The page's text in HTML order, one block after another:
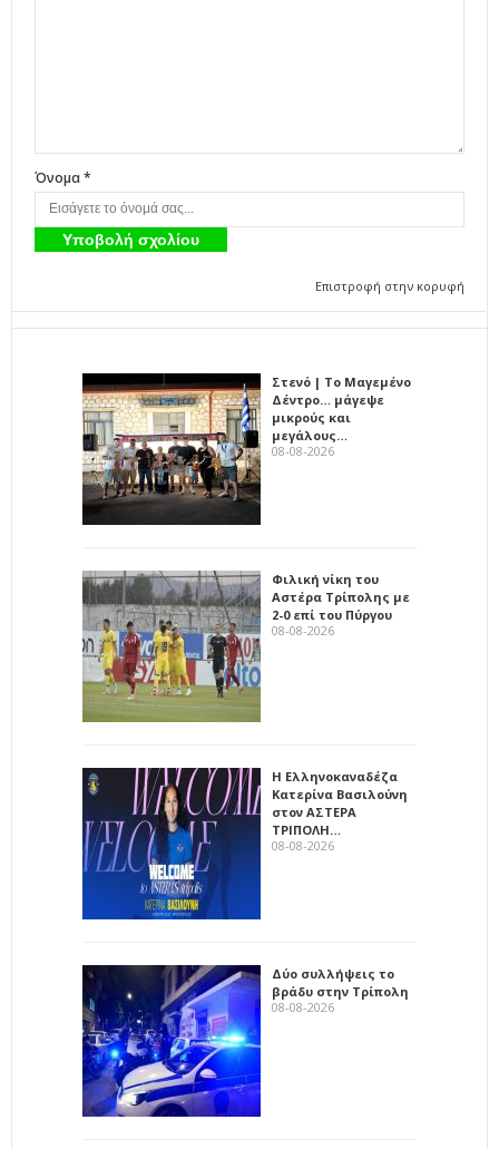
Όνομα *
Επιστροφή στην κορυφή
Στενό | Το Μαγεμένο
Δέντρο… μάγεψε
μικρούς και
μεγάλους…
08-08-2026
Φιλική νίκη του
Αστέρα Τρίπολης με
2-0 επί του Πύργου
08-08-2026
Η Ελληνοκαναδέζα
Κατερίνα Βασιλούνη
στον ΑΣΤΕΡΑ
ΤΡΙΠΟΛΗ…
08-08-2026
Δύο συλλήψεις το
βράδυ στην Τρίπολη
08-08-2026